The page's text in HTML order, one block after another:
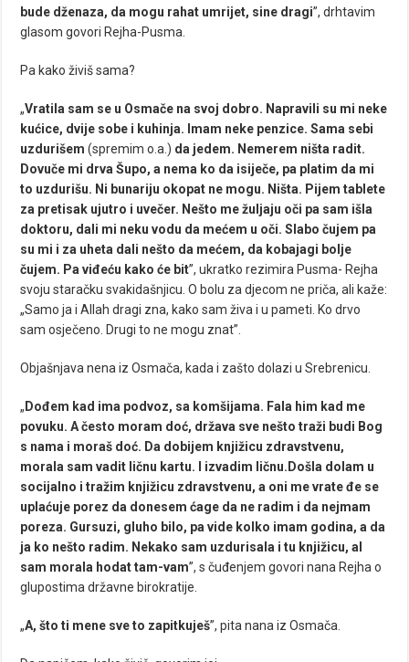
bude dženaza, da mogu rahat umrijet, sine dragi”, drhtavim
glasom govori Rejha-Pusma.
Pa kako živiš sama?
„Vratila sam se u Osmače na svoj dobro. Napravili su mi neke
kućice, dvije sobe i kuhinja. Imam neke penzice. Sama sebi
uzdurišem (spremim o.a.) da jedem. Nemerem ništa radit.
Dovuče mi drva Šupo, a nema ko da isiječe, pa platim da mi
to uzdurišu. Ni bunariju okopat ne mogu. Ništa. Pijem tablete
za pretisak ujutro i uvečer. Nešto me žuljaju oči pa sam išla
doktoru, dali mi neku vodu da mećem u oči. Slabo čujem pa
su mi i za uheta dali nešto da mećem, da kobajagi bolje
čujem. Pa viđeću kako će bit”, ukratko rezimira Pusma- Rejha
svoju staračku svakidašnjicu. O bolu za djecom ne priča, ali kaže:
„Samo ja i Allah dragi zna, kako sam živa i u pameti. Ko drvo
sam osječeno. Drugi to ne mogu znat”.
Objašnjava nena iz Osmača, kada i zašto dolazi u Srebrenicu.
„ Dođem kad ima podvoz, sa komšijama. Fala him kad me
povuku. A često moram doć, država sve nešto traži budi Bog
s nama i moraš doć. Da dobijem knjižicu zdravstvenu,
morala sam vadit ličnu kartu. I izvadim ličnu.Došla dolam u
socijalno i tražim knjižicu zdravstvenu, a oni me vrate đe se
uplaćuje porez da donesem ćage da ne radim i da nejmam
poreza. Gursuzi, gluho bilo, pa vide kolko imam godina, a da
ja ko nešto radim. Nekako sam uzdurisala i tu knjižicu, al
sam morala hodat tam-vam”, s čuđenjem govori nana Rejha o
glupostima državne birokratije.
„A, što ti mene sve to zapitkuješ”, pita nana iz Osmača.